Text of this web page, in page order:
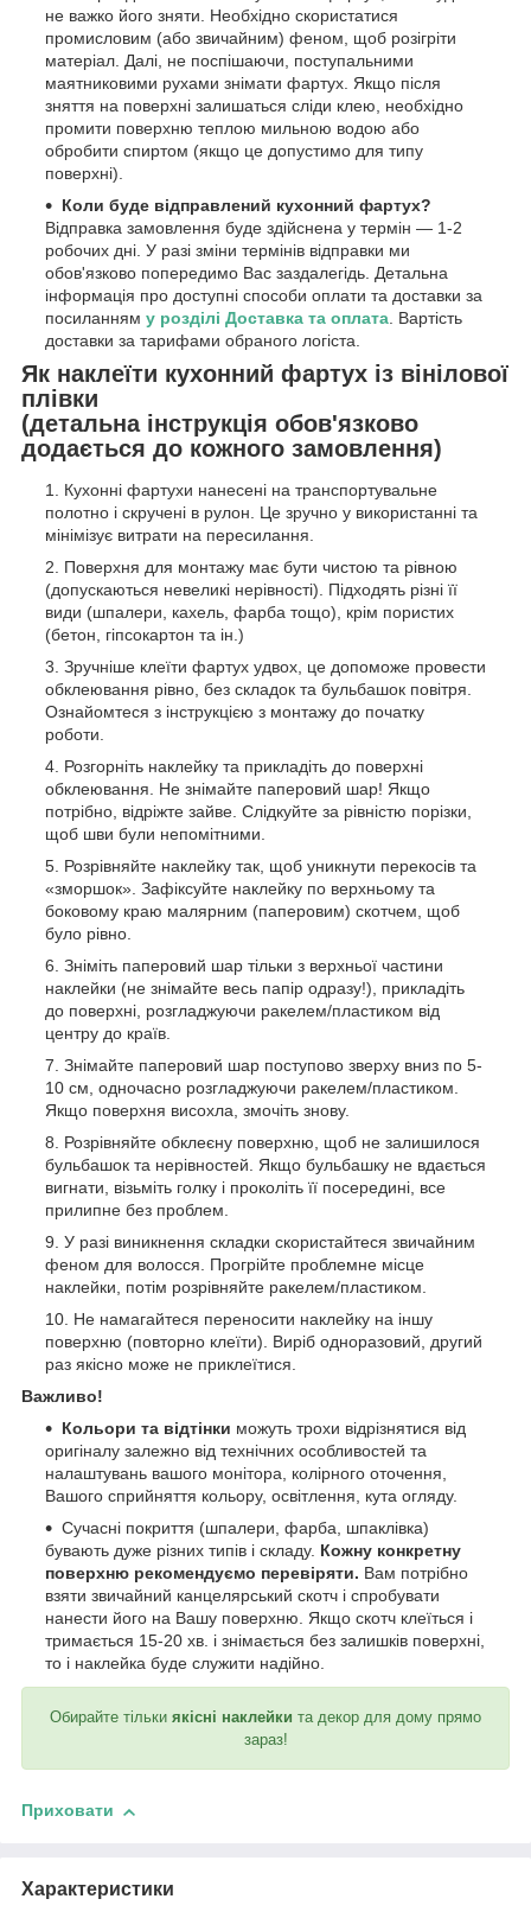
не важко його зняти. Необхідно скористатися
промисловим (або звичайним) феном, щоб розігріти
матеріал. Далі, не поспішаючи, поступальними
маятниковими рухами знімати фартух. Якщо після
зняття на поверхні залишаться сліди клею, необхідно
промити поверхню теплою мильною водою або
обробити спиртом (якщо це допустимо для типу
поверхні).
Коли буде відправлений кухонний фартух?
Відправка замовлення буде здійснена у термін — 1-2
робочих дні. У разі зміни термінів відправки ми
обов'язково попередимо Вас заздалегідь. Детальна
інформація про доступні способи оплати та доставки за
посиланням у розділі Доставка та оплата . Вартість
доставки за тарифами обраного логіста.
Як наклеїти кухонний фартух із вінілової
плівки
(детальна інструкція обов'язково
додається до кожного замовлення)
Кухонні фартухи нанесені на транспортувальне
полотно і скручені в рулон. Це зручно у використанні та
мінімізує витрати на пересилання.
Поверхня для монтажу має бути чистою та рівною
(допускаються невеликі нерівності). Підходять різні її
види (шпалери, кахель, фарба тощо), крім пористих
(бетон, гіпсокартон та ін.)
Зручніше клеїти фартух удвох, це допоможе провести
обклеювання рівно, без складок та бульбашок повітря.
Ознайомтеся з інструкцією з монтажу до початку
роботи.
Розгорніть наклейку та прикладіть до поверхні
обклеювання. Не знімайте паперовий шар! Якщо
потрібно, відріжте зайве. Слідкуйте за рівністю порізки,
щоб шви були непомітними.
Розрівняйте наклейку так, щоб уникнути перекосів та
«зморшок». Зафіксуйте наклейку по верхньому та
боковому краю малярним (паперовим) скотчем, щоб
було рівно.
Зніміть паперовий шар тільки з верхньої частини
наклейки (не знімайте весь папір одразу!), прикладіть
до поверхні, розгладжуючи ракелем/пластиком від
центру до країв.
Знімайте паперовий шар поступово зверху вниз по 5-
10 см, одночасно розгладжуючи ракелем/пластиком.
Якщо поверхня висохла, змочіть знову.
Розрівняйте обклеєну поверхню, щоб не залишилося
бульбашок та нерівностей. Якщо бульбашку не вдається
вигнати, візьміть голку і проколіть її посередині, все
прилипне без проблем.
У разі виникнення складки скористайтеся звичайним
феном для волосся. Прогрійте проблемне місце
наклейки, потім розрівняйте ракелем/пластиком.
Не намагайтеся переносити наклейку на іншу
поверхню (повторно клеїти). Виріб одноразовий, другий
раз якісно може не приклеїтися.
Важливо!
Кольори та відтінки можуть трохи відрізнятися від
оригіналу залежно від технічних особливостей та
налаштувань вашого монітора, колірного оточення,
Вашого сприйняття кольору, освітлення, кута огляду.
Сучасні покриття (шпалери, фарба, шпаклівка)
бувають дуже різних типів і складу. Кожну конкретну
поверхню рекомендуємо перевіряти. Вам потрібно
взяти звичайний канцелярський скотч і спробувати
нанести його на Вашу поверхню. Якщо скотч клеїться і
тримається 15-20 хв. і знімається без залишків поверхні,
то і наклейка буде служити надійно.
Обирайте тільки якісні наклейки та декор для дому прямо
зараз!
Приховати
Характеристики